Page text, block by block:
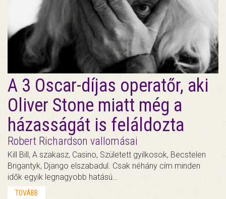
A 3 Oscar-díjas operatőr, aki
Oliver Stone miatt még a
házasságát is feláldozta
Robert Richardson vallomásai
Kill Bill, A szakasz, Casino, Született gyilkosok, Becstelen
Brigantyk, Django elszabadul. Csak néhány cím minden
idők egyik legnagyobb hatású…
TOVÁBB